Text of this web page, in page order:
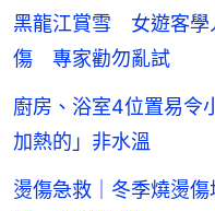
黑龍江賞雪 女遊客學
傷 專家勸勿亂試
廚房、浴室4位置易令
加熱的」非水溫
燙傷急救｜冬季燒燙